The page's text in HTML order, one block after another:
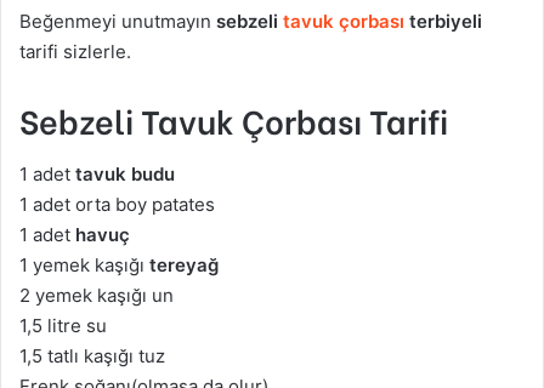
Beğenmeyi unutmayın sebzeli tavuk çorbası terbiyeli
tarifi sizlerle.
Sebzeli Tavuk Çorbası Tarifi
1 adet tavuk budu
1 adet orta boy patates
1 adet havuç
1 yemek kaşığı tereyağ
2 yemek kaşığı un
1,5 litre su
1,5 tatlı kaşığı tuz